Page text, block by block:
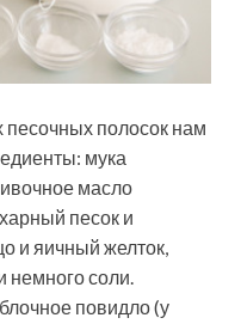
полосок нам
мука
масло
песок и
и яичный желток,
немного соли.
повидло (у